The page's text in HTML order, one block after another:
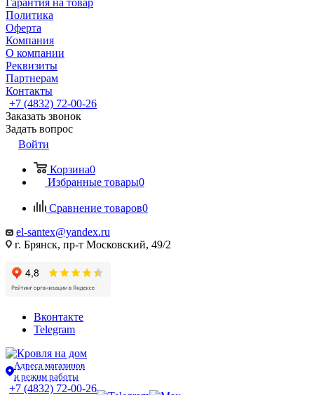
Гарантия на товар
Политика
Оферта
Компания
О компании
Реквизиты
Партнерам
Контакты
+7 (4832) 72-00-26
Заказать звонок
Задать вопрос
Войти
Корзина0
Избранные товары0
Сравнение товаров0
el-santex@yandex.ru
г. Брянск, пр-т Московский, 49/2
Вконтакте
Telegram
Адреса магазинов
и режим работы
+7 (4832) 72-00-26